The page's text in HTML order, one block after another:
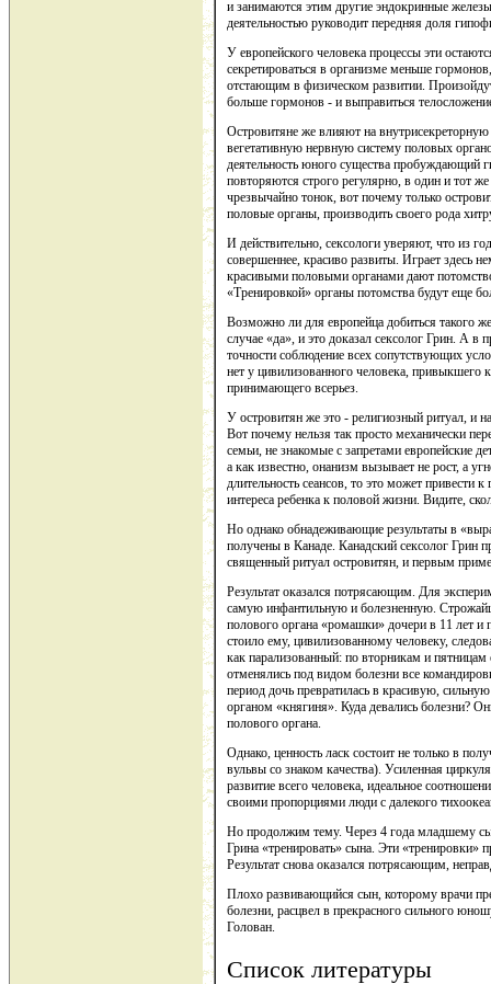
и занимаются этим другие эндокринные
деятельностью руководит передняя доля
У европейского человека процессы эти
секретироваться в организме меньше
отстающим в физическом развитии.
больше гормонов - и выправиться
Островитяне же влияют на
вегетативную нервную систему половых
деятельность юного существа пробуждающий
повторяются строго регулярно, в один и тот
чрезвычайно тонок, вот почему только
половые органы, производить своего рода
И действительно, сексологи уверяют, что из
совершеннее, красиво развиты. Играет здесь
красивыми половыми органами дают
«Тренировкой» органы потомства будут еще
Возможно ли для европейца добиться такого
случае «да», и это доказал сексолог Грин. А в
точности соблюдение всех сопутствующих
нет у цивилизованного человека, привыкшего
принимающего всерьез.
У островитян же это - религиозный ритуал, и
Вот почему нельзя так просто механически
семьи, не знакомые с запретами европейские
а как известно, онанизм вызывает не рост, а
длительность сеансов, то это может привести
интереса ребенка к половой жизни. Видите,
Но однако обнадеживающие результаты в
получены в Канаде. Канадский сексолог Грин
священный ритуал островитян, и первым
Результат оказался потрясающим. Для
самую инфантильную и болезненную.
полового органа «ромашки» дочери в 11 лет и
стоило ему, цивилизованному человеку,
как парализованный: по вторникам и
отменялись под видом болезни все
период дочь превратилась в красивую,
органом «княгиня». Куда девались болезни?
полового органа.
Однако, ценность ласк состоит не только в
вульвы со знаком качества). Усиленная
развитие всего человека, идеальное
своими пропорциями люди с далекого
Но продолжим тему. Через 4 года младшему
Грина «тренировать» сына. Эти «тренировки»
Результат снова оказался потрясающим,
Плохо развивающийся сын, которому врачи
болезни, расцвел в прекрасного сильного
Голован.
Список литературы